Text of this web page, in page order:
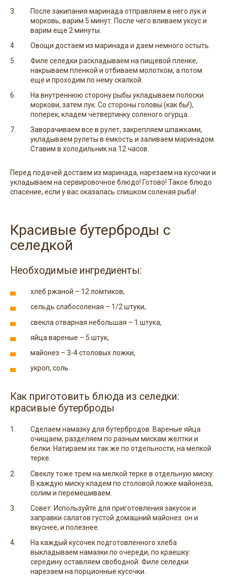
После закипания маринада отправляем в него лук и
морковь, варим 5 минут. После чего вливаем уксус и
варим еще 2 минуты.
Овощи достаем из маринада и даем немного остыть.
Филе селедки раскладываем на пищевой пленке,
накрываем пленкой и отбиваем молотком, а потом
еще и проходим по нему скалкой.
На внутреннюю сторону рыбы укладываем полоски
моркови, затем лук. Со стороны головы (как бы!),
поперек, кладем четвертинку соленого огурца.
Заворачиваем все в рулет, закрепляем шпажками,
укладываем рулеты в емкость и заливаем маринадом.
Ставим в холодильник на 12 часов.
Перед подачей достаем из маринада, нарезаем на кусочки и
укладываем на сервировочное блюдо! Готово! Такое блюдо
спасение, если у вас оказалась слишком соленая рыба!
Красивые бутерброды с
селедкой
Необходимые ингредиенты:
хлеб ржаной – 12 ломтиков,
сельдь слабосоленая – 1/2 штуки,
свекла отварная небольшая – 1 штука,
яйца вареные – 5 штук,
майонез – 3-4 столовых ложки,
укроп, соль.
Как приготовить блюда из селедки:
красивые бутерброды
Сделаем намазку для бутербродов. Вареные яйца
очищаем, разделяем по разным мискам желтки и
белки. Натираем их так же по отдельности, на мелкой
терке.
Свеклу тоже трем на мелкой терке в отдельную миску.
В каждую миску кладем по столовой ложке майонеза,
солим и перемешиваем.
Совет. Используйте для приготовления закусок и
заправки салатов густой домашний майонез: он и
вкуснее, и полезнее.
На каждый кусочек подготовленного хлеба
выкладываем намазки по очереди, по краешку:
середину оставляем свободной. Филе селедки
нарезаем на порционные кусочки.